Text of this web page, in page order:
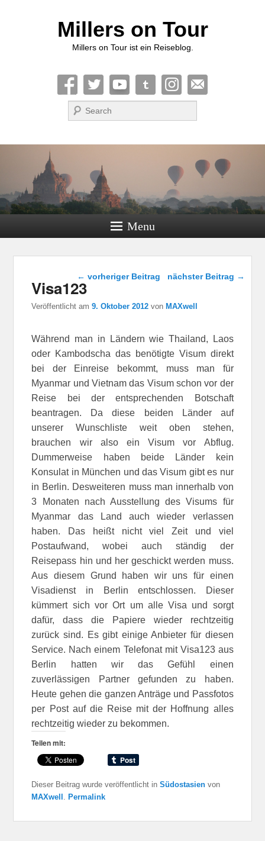
Millers on Tour
Millers on Tour ist ein Reiseblog.
Suche
Menu
Beitragsnavigation
← vorheriger Beitrag nächster Beitrag →
Visa123
Veröffentlicht am9. Oktober 2012 vonMAXwell
Während man in Ländern wie Thailand, Laos
oder Kambodscha das benötigte Visum direkt
bei der Einreise bekommt, muss man für
Myanmar und Vietnam das Visum schon vor der
Reise bei der entsprechenden Botschaft
beantragen. Da diese beiden Länder auf
unserer Wunschliste weit oben stehen,
brauchen wir also ein Visum vor Abflug.
Dummerweise haben beide Länder kein
Konsulat in München und das Visum gibt es nur
in Berlin. Desweiteren muss man innerhalb von
3 Monaten nach Ausstellung des Visums für
Myanmar das Land auch wieder verlassen
haben. Das heißt nicht viel Zeit und viel
Postaufwand, wobei auch ständig der
Reisepass hin und her geschickt werden muss.
Aus diesem Grund haben wir uns für einen
Visadienst in Berlin entschlossen. Dieser
kümmert sich vor Ort um alle Visa und sorgt
dafür, dass die Papiere wieder rechtzeitig
zurück sind. Es gibt einige Anbieter für diesen
Service. Nach einem Telefonat mit Visa123 aus
Berlin hatten wir das Gefühl einen
zuverlässigen Partner gefunden zu haben.
Heute gehen die ganzen Anträge und Passfotos
per Post auf die Reise mit der Hoffnung alles
rechtzeitig wieder zu bekommen.
Teilen mit:
Dieser Beitrag wurde veröffentlicht inSüdostasien von
MAXwell
Permalink